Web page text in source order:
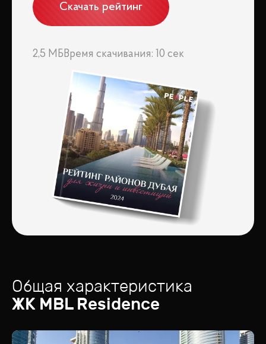
Скачать рейтинг
2,5 МБ Время скачивания: 10 сек
Общая характеристика
ЖК MBL Residence